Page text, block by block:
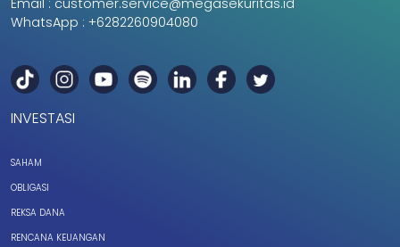
Email : customer.service@megasekuritas.id
WhatsApp : +6282260904080
INVESTASI
SAHAM
OBLIGASI
REKSA DANA
RENCANA KEUANGAN